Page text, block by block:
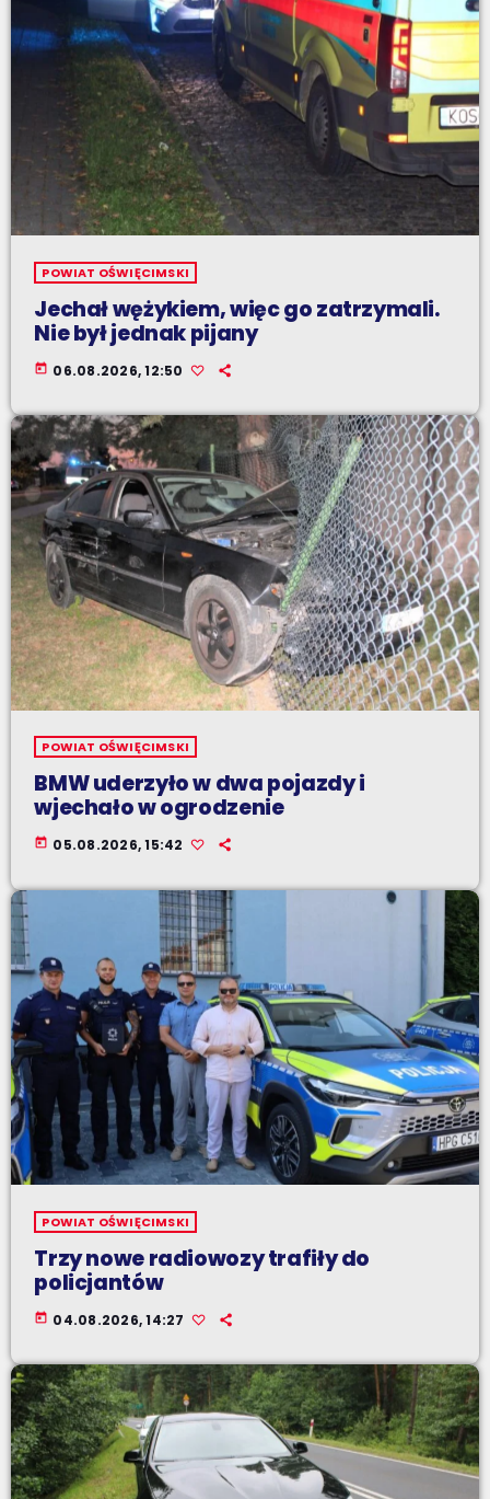
POWIAT OŚWIĘCIMSKI
Jechał wężykiem, więc go zatrzymali.
Nie był jednak pijany
today 06.08.2026, 12:50
POWIAT OŚWIĘCIMSKI
BMW uderzyło w dwa pojazdy i
wjechało w ogrodzenie
today 05.08.2026, 15:42
POWIAT OŚWIĘCIMSKI
Trzy nowe radiowozy trafiły do
policjantów
today 04.08.2026, 14:27